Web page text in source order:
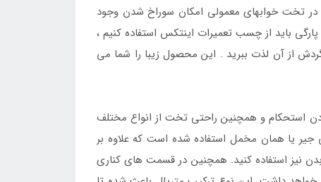
در تخت خوابهای معمولی امکان سوراخ شدن وجود
باید از چسب تعمیرات اینتکس استفاده کنیم ،
و می توانید در منزل، ویلا سفر و گردش از آن لذت ببرید . این محصول زیبا را شما می
استحکام و همچنین راحتی تخت از انواع مختلف
یا همان مخمل استفاده شده است که علاوه بر
نیز استفاده کنید. همچنین در قسمت های کناری